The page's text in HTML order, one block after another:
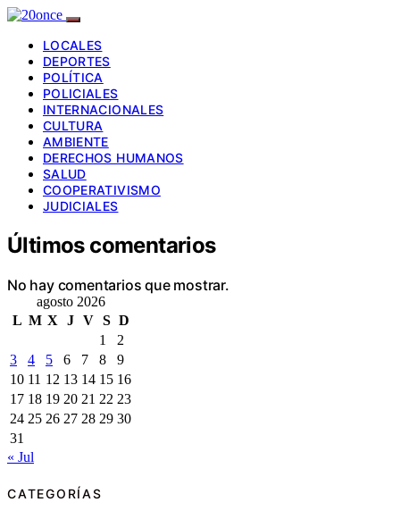
LOCALES
DEPORTES
POLÍTICA
POLICIALES
INTERNACIONALES
CULTURA
AMBIENTE
DERECHOS HUMANOS
SALUD
COOPERATIVISMO
JUDICIALES
Últimos comentarios
No hay comentarios que mostrar.
agosto 2026
L M X J V S D
1
2
3
4 5 6 7 8
9
10 11 12 13 14 15 16
17 18 19 20 21 22 23
24 25 26 27 28 29 30
31
« Jul
CATEGORÍAS